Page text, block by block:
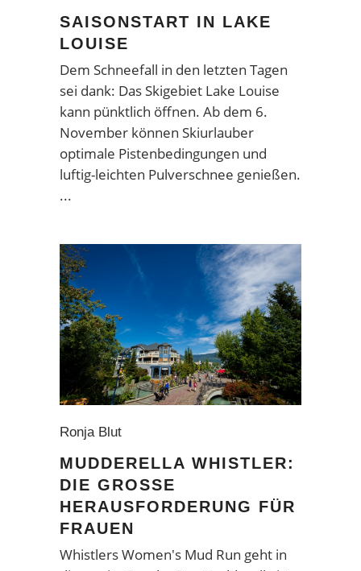
SAISONSTART IN LAKE
LOUISE
Dem Schneefall in den letzten Tagen
sei dank: Das Skigebiet Lake Louise
kann pünktlich öffnen. Ab dem 6.
November können Skiurlauber
optimale Pistenbedingungen und
luftig-leichten Pulverschnee genießen.
Ronja Blut
MUDDERELLA WHISTLER:
DIE GROSSE H
ERAUSFORDERUNG FÜR F
RAUEN
Whistlers Women's Mud Run geht in